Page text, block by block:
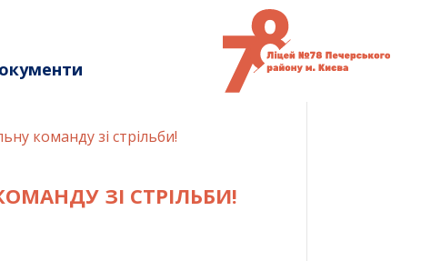
команду зі стрільби!
ЗІ СТРІЛЬБИ!